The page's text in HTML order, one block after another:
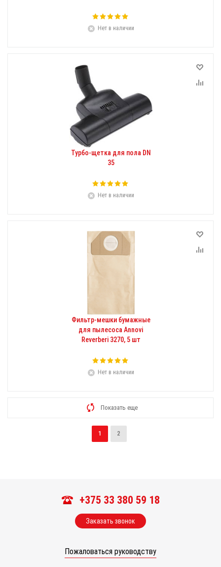
Нет в наличии
Турбо-щетка для пола DN
35
Нет в наличии
Фильтр-мешки бумажные
для пылесоса Annovi
Reverberi 3270, 5 шт
Нет в наличии
Показать еще
1 2
+375 33 380 59 18
Заказать звонок
Пожаловаться руководству